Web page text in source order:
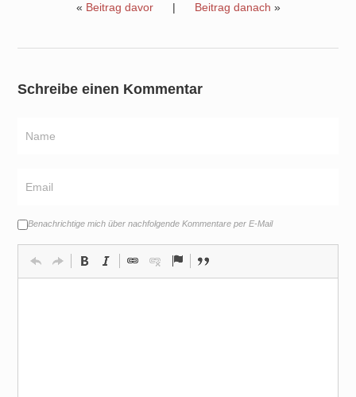
« Beitrag davor| Beitrag danach »
Schreibe einen Kommentar
Benachrichtige mich über nachfolgende Kommentare per E-Mail